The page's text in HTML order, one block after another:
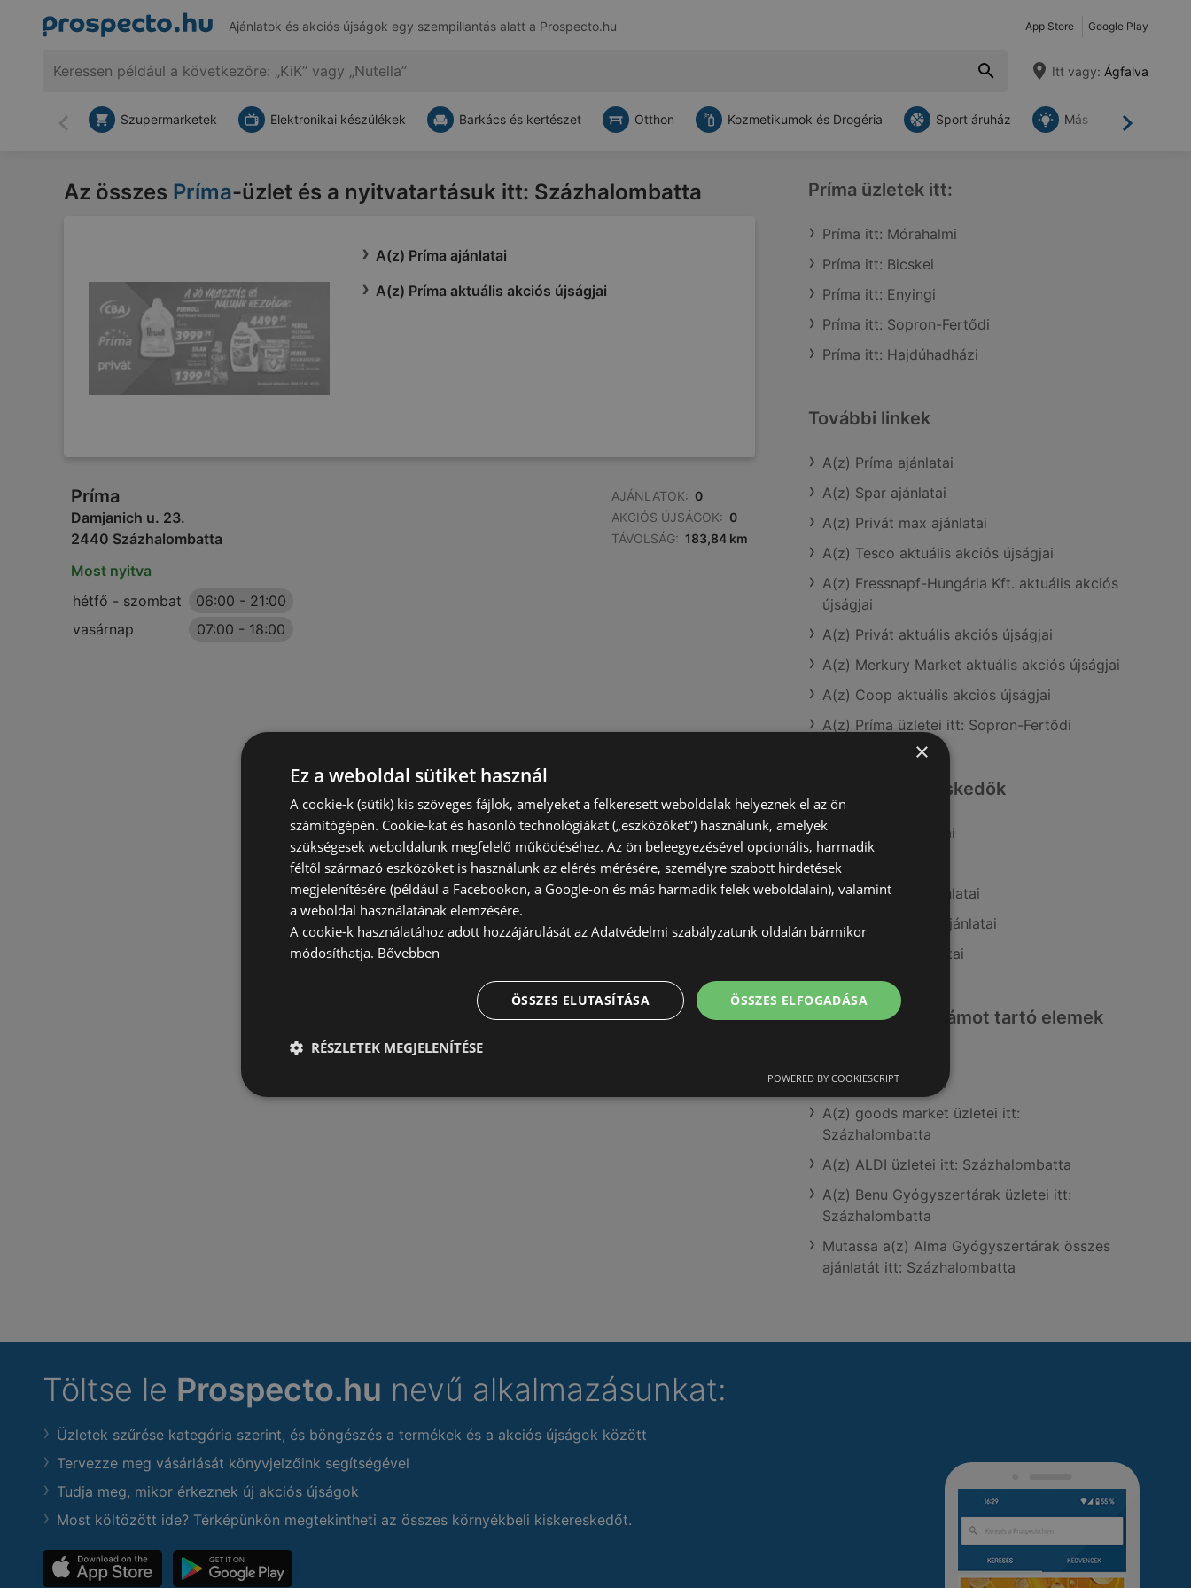
Ajánlatok és akciós újságok egy szempillantás alatt a Prospecto.hu App Store Google Play
Itt vagy: Ágfalva
Vissza Tovább
Szupermarketek Elektronikai készülékek Barkács és kertészet Otthon Kozmetikumok és Drogéria Sport áruház Más
Az összes Príma-üzlet és a nyitvatartásuk itt: Százhalombatta
A(z) Príma ajánlatai
A(z) Príma aktuális akciós újságjai
Príma
Damjanich u. 23.
2440 Százhalombatta
AJÁNLATOK: 0
AKCIÓS ÚJSÁGOK: 0
TÁVOLSÁG: 183,84 km
Most nyitva
hétfő - szombat
06:00 - 21:00
vasárnap
07:00 - 18:00
Príma üzletek itt:
Príma itt: Mórahalmi
Príma itt: Bicskei
Príma itt: Enyingi
Príma itt: Sopron-Fertődi
Príma itt: Hajdúhadházi
További linkek
A(z) Príma ajánlatai
A(z) Spar ajánlatai
A(z) Privát max ajánlatai
A(z) Tesco aktuális akciós újságjai
A(z) Fressnapf-Hungária Kft. aktuális akciós
újságjai
A(z) Privát aktuális akciós újságjai
A(z) Merkury Market aktuális akciós újságjai
A(z) Coop aktuális akciós újságjai
A(z) Príma üzletei itt: Sopron-Fertődi
Hasonló kiskereskedők
A(z) Tesco ajánlatai
A(z) CBA ajánlatai
A(z) AlphaZoo ajánlatai
A(z) FullDiszkont ajánlatai
A(z) G'Roby ajánlatai
Érdeklődésre számot tartó elemek
Reál itt: Nagyatádi
A(z) goods market üzletei itt:
Százhalombatta
A(z) ALDI üzletei itt: Százhalombatta
A(z) Benu Gyógyszertárak üzletei itt:
Százhalombatta
Mutassa a(z) Alma Gyógyszertárak összes
ajánlatát itt: Százhalombatta
Töltse le Prospecto.hu nevű alkalmazásunkat:
Üzletek szűrése kategória szerint, és böngészés a termékek és a akciós újságok között
Tervezze meg vásárlását könyvjelzőink segítségével
Tudja meg, mikor érkeznek új akciós újságok
Most költözött ide? Térképünkön megtekintheti az összes környékbeli kiskereskedőt.
×
Ez a weboldal sütiket használ
A cookie-k (sütik) kis szöveges fájlok, amelyeket a felkeresett weboldalak helyeznek el az ön
számítógépén. Cookie-kat és hasonló technológiákat („eszközöket”) használunk, amelyek
szükségesek weboldalunk megfelelő működéséhez. Az ön beleegyezésével opcionális, harmadik
féltől származó eszközöket is használunk az elérés mérésére, személyre szabott hirdetések
megjelenítésére (például a Facebookon, a Google-on és más harmadik felek weboldalain), valamint
a weboldal használatának elemzésére.
A cookie-k használatához adott hozzájárulását az Adatvédelmi szabályzatunk oldalán bármikor
módosíthatja. Bővebben
ÖSSZES ELFOGADÁSA
ÖSSZES ELUTASÍTÁSA
RÉSZLETEK MEGJELENÍTÉSE
POWERED BY COOKIESCRIPT